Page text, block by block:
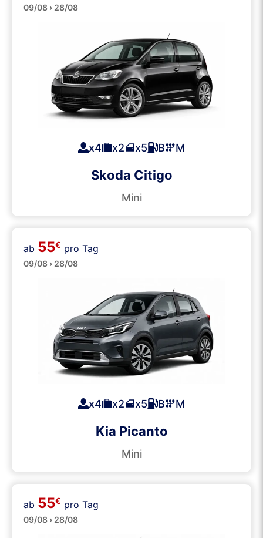
Klein
09/08 › 28/08
x4 x2 x5 B M
Skoda Citigo
Mini
Klein
ab 55€ pro Tag
09/08 › 28/08
x4 x2 x5 B M
Kia Picanto
Mini
Klein
ab 55€ pro Tag
09/08 › 28/08